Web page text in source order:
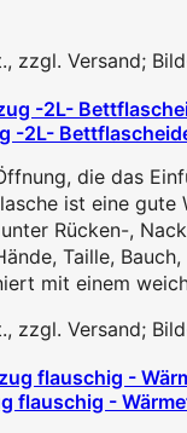
zzgl. Versand;
-2L-
die das
ist eine
unter Rücken-,
Taille,
mit einem
zzgl. Versand;
flauschig -